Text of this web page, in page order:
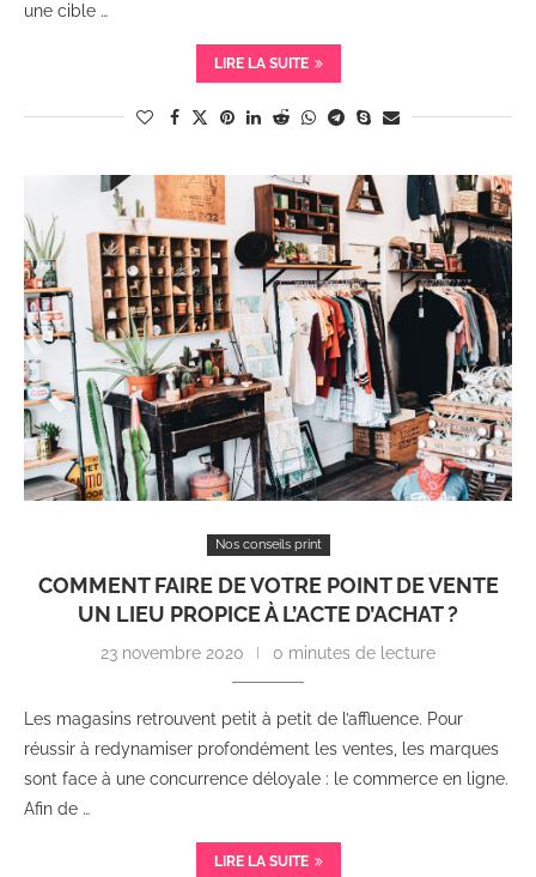
une cible …
LIRE LA SUITE
Nos conseils print
COMMENT FAIRE DE VOTRE POINT DE VENTE
UN LIEU PROPICE À L’ACTE D’ACHAT ?
23 novembre 2020 0 minutes de lecture
Les magasins retrouvent petit à petit de l’affluence. Pour
réussir à redynamiser profondément les ventes, les marques
sont face à une concurrence déloyale : le commerce en ligne.
Afin de …
LIRE LA SUITE